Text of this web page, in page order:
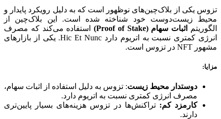
تزوس یکی از بلاک‌چین‌های نوظهور است که به دلیل رویکرد پایدار و
محیط زیست‌دوست خود شناخته شده است. این بلاک‌چین از
الگوریتم اثبات سهام (Proof of Stake)
استفاده می‌کند که مصرف
انرژی کمتری نسبت به اتریوم دارد Hic Et Nunc. یکی از بازارهای
مشهور NFT در تزوس است.
مزایا:
دوستدار محیط زیست: تزوس به دلیل استفاده از اثبات سهام،
مصرف انرژی کمتری نسبت به اتریوم دارد.
کارمزد کم: تراکنش‌ها در تزوس هزینه‌های بسیار پایین‌تری
دارند.